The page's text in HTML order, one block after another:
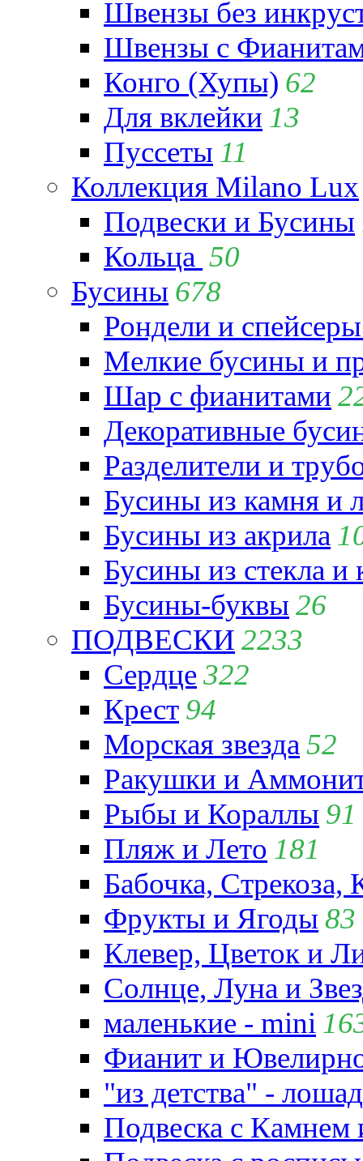
Швензы без
Швензы с
Конго (Хупы) 62
Для вклейки 13
Пуссеты 11
Коллекция Milano Lux
Подвески и Бусины
Кольца 50
Бусины 678
Рондели и
Мелкие бусины и
Шар с фианитами
Декоративные
Разделители и
Бусины из камня и
Бусины из акрила
Бусины из стекла и
Бусины-буквы 26
ПОДВЕСКИ 2233
Сердце322
Крест 94
Морская звезда 52
Ракушки и
Рыбы и Кораллы 91
Пляж и Лето 181
Бабочка,
Фрукты и Ягоды 83
Клевер, Цветок и
Солнце, Луна и
маленькие - mini
Фианит и
"из детства" -
Подвеска с